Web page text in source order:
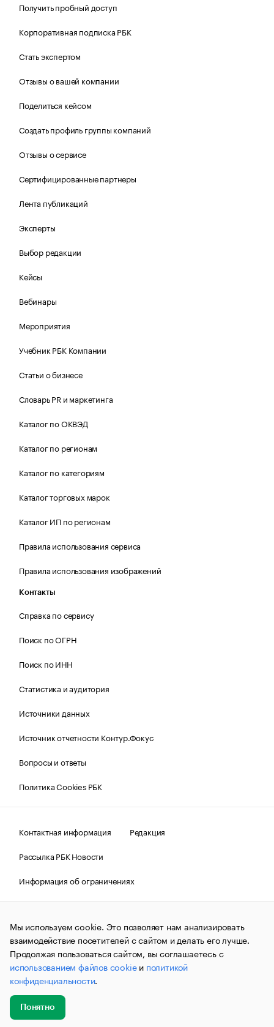
Получить пробный доступ
Корпоративная подписка РБК
Стать экспертом
Отзывы о вашей компании
Поделиться кейсом
Создать профиль группы компаний
Отзывы о сервисе
Сертифицированные партнеры
Лента публикаций
Эксперты
Выбор редакции
Кейсы
Вебинары
Мероприятия
Учебник РБК Компании
Статьи о бизнесе
Словарь PR и маркетинга
Каталог по ОКВЭД
Каталог по регионам
Каталог по категориям
Каталог торговых марок
Каталог ИП по регионам
Правила использования сервиса
Правила использования изображений
Контакты
Справка по сервису
Поиск по ОГРН
Поиск по ИНН
Статистика и аудитория
Источники данных
Источник отчетности Контур.Фокус
Вопросы и ответы
Политика Cookies РБК
Контактная информация
Редакция
Рассылка РБК Новости
Информация об ограничениях
Правовая информация
О соблюдении авторских прав
© АО «РОСБИЗНЕСКОНСАЛТИНГ»,1995–2026.Сообщения
и материалы информационного агентства «РБК»
(зарегистрировано Федеральной службой по надзору в сфере
связи, информационных технологий и массовых
коммуникаций (Роскомнадзор) 09.12.2015 за номером ИА
№ФС77-63848) сопровождаются пометкой «РБК». Отдельные
публикации могут содержать информацию,
не предназначенную для пользователей
до 18 лет.
Мы используем cookie. Это позволяет нам анализировать
взаимодействие посетителей с сайтом и делать его лучше.
Продолжая пользоваться сайтом, вы соглашаетесь с
использованием файлов cookieи политикой
конфиденциальности.
Понятно